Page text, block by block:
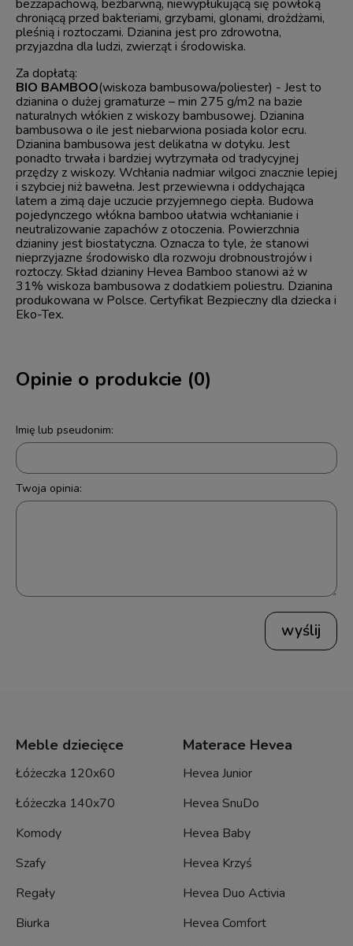
bezzapachową, bezbarwną, niewypłukującą się powłoką
chroniącą przed bakteriami, grzybami, glonami, drożdżami,
pleśnią i roztoczami. Dzianina jest pro zdrowotna,
przyjazdna dla ludzi, zwierząt i środowiska.
Za dopłatą:
BIO BAMBOO(wiskoza bambusowa/poliester) - Jest to
dzianina o dużej gramaturze – min 275 g/m2 na bazie
naturalnych włókien z wiskozy bambusowej. Dzianina
bambusowa o ile jest niebarwiona posiada kolor ecru.
Dzianina bambusowa jest delikatna w dotyku. Jest
ponadto trwała i bardziej wytrzymała od tradycyjnej
przędzy z wiskozy. Wchłania nadmiar wilgoci znacznie lepiej
i szybciej niż bawełna. Jest przewiewna i oddychająca
latem a zimą daje uczucie przyjemnego ciepła. Budowa
pojedynczego włókna bamboo ułatwia wchłanianie i
neutralizowanie zapachów z otoczenia. Powierzchnia
dzianiny jest biostatyczna. Oznacza to tyle, że stanowi
nieprzyjazne środowisko dla rozwoju drobnoustrojów i
roztoczy. Skład dzianiny Hevea Bamboo stanowi aż w
31% wiskoza bambusowa z dodatkiem poliestru. Dzianina
produkowana w Polsce. Certyfikat Bezpieczny dla dziecka i
Eko-Tex.
Opinie o produkcie (0)
Imię lub pseudonim:
Twoja opinia:
wyślij
Meble dziecięce
Łóżeczka 120x60
Łóżeczka 140x70
Komody
Szafy
Regały
Biurka
Materace Hevea
Hevea Junior
Hevea SnuDo
Hevea Baby
Hevea Krzyś
Hevea Duo Activia
Hevea Comfort